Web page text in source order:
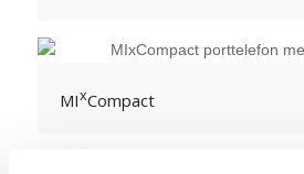
MIxCompact